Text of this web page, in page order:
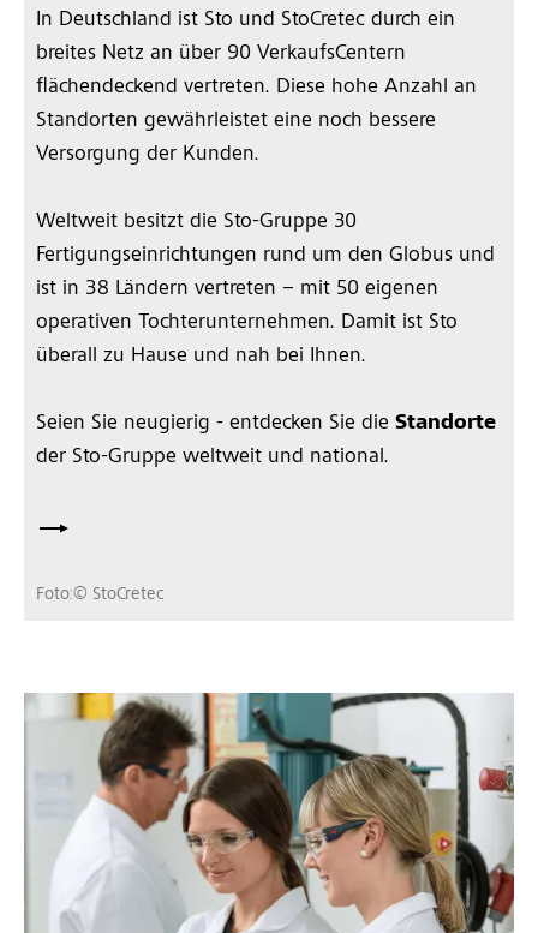
In Deutschland ist Sto und StoCretec durch ein
breites Netz an über 90 VerkaufsCentern
flächendeckend vertreten. Diese hohe Anzahl an
Standorten gewährleistet eine noch bessere
Versorgung der Kunden.
Weltweit besitzt die Sto-Gruppe 30
Fertigungseinrichtungen rund um den Globus und
ist in 38 Ländern vertreten – mit 50 eigenen
operativen Tochterunternehmen. Damit ist Sto
überall zu Hause und nah bei Ihnen.
Seien Sie neugierig - entdecken Sie die Standorte
der Sto-Gruppe weltweit und national.
Foto:© StoCretec